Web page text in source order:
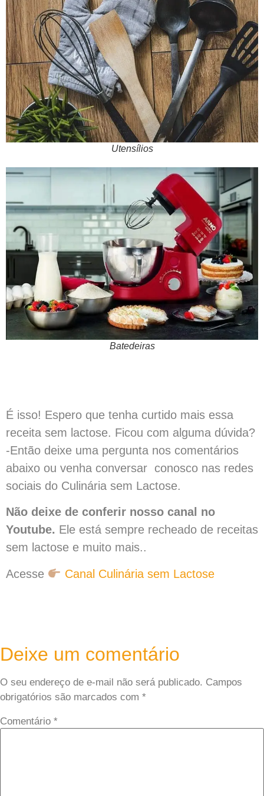
Utensílios
Batedeiras
É isso! Espero que tenha curtido mais essa
receita sem lactose. Ficou com alguma dúvida?
-Então deixe uma pergunta nos comentários
abaixo ou venha conversar conosco nas redes
sociais do Culinária sem Lactose.
Não deixe de conferir nosso canal no
Youtube. Ele está sempre recheado de receitas
sem lactose e muito mais..
Acesse Canal Culinária sem Lactose
Deixe um comentário
O seu endereço de e-mail não será publicado. Campos
obrigatórios são marcados com *
Comentário *